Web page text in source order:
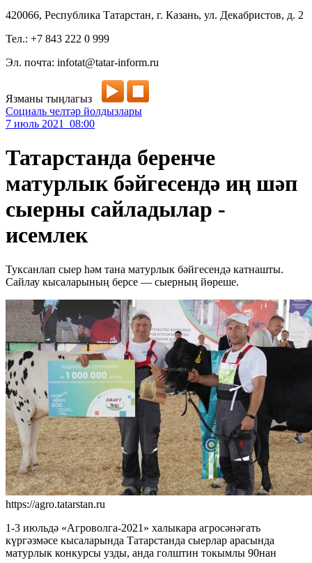
420066, Республика Татарстан, г. Казань, ул. Декабристов, д. 2
Тел.: +7 843 222 0 999
Эл. почта: infotat@tatar-inform.ru
Язманы тыңлагыз
Социаль челтәр йолдызлары
7 июль 2021 08:00
Татарстанда беренче
матурлык бәйгесендә иң шәп
сыерны сайладылар -
исемлек
Туксанлап сыер һәм тана матурлык бәйгесендә катнашты.
Сайлау кысаларының берсе — сыерның йөреше.
https://agro.tatarstan.ru
1-3 июльдә «Агроволга-2021» халыкара агросәнәгать
күргәзмәсе кысаларында Татарстанда сыерлар арасында
матурлык конкурсы узды, анда голштин токымлы 90нан